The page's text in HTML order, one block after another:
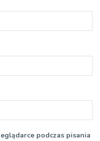
podczas pisania